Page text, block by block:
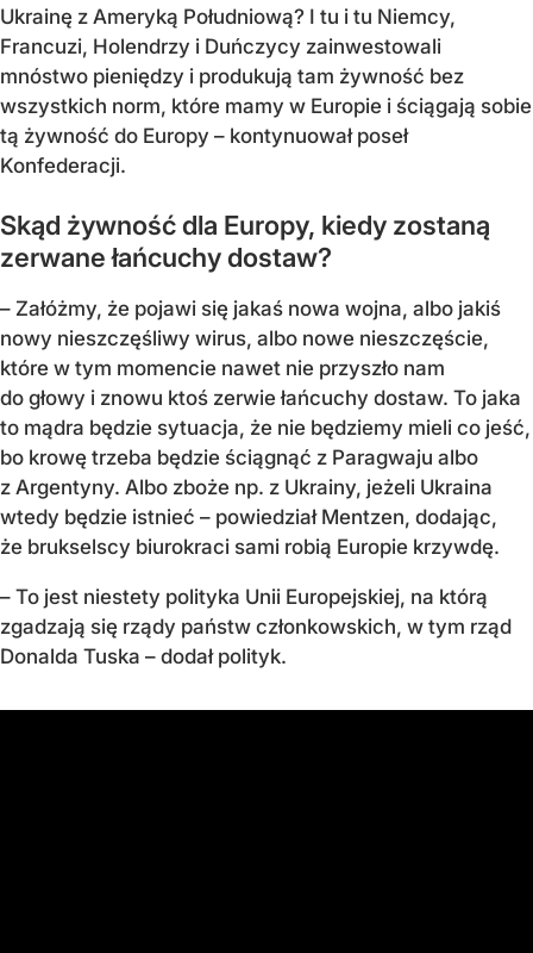
Ukrainę z Ameryką Południową? I tu i tu Niemcy,
Francuzi, Holendrzy i Duńczycy zainwestowali
mnóstwo pieniędzy i produkują tam żywność bez
wszystkich norm, które mamy w Europie i ściągają sobie
tą żywność do Europy – kontynuował poseł
Konfederacji.
Skąd żywność dla Europy, kiedy zostaną
zerwane łańcuchy dostaw?
– Załóżmy, że pojawi się jakaś nowa wojna, albo jakiś
nowy nieszczęśliwy wirus, albo nowe nieszczęście,
które w tym momencie nawet nie przyszło nam
do głowy i znowu ktoś zerwie łańcuchy dostaw. To jaka
to mądra będzie sytuacja, że nie będziemy mieli co jeść,
bo krowę trzeba będzie ściągnąć z Paragwaju albo
z Argentyny. Albo zboże np. z Ukrainy, jeżeli Ukraina
wtedy będzie istnieć – powiedział Mentzen, dodając,
że brukselscy biurokraci sami robią Europie krzywdę.
– To jest niestety polityka Unii Europejskiej, na którą
zgadzają się rządy państw członkowskich, w tym rząd
Donalda Tuska – dodał polityk.